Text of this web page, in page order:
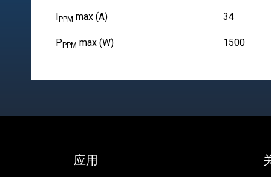
PPM max (A) 34
P PPM max (W) 1500
应用